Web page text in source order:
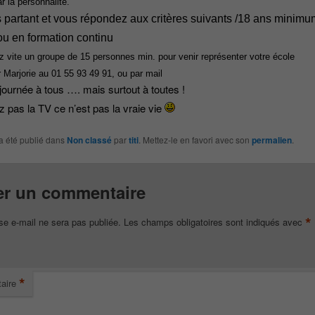
partant et vous répondez aux critères suivants /18 ans
en formation continu
vite un groupe de 15 personnes min. pour venir représenter votre école
au 01 55 93 49 91, ou par mail
à tous …. mais surtout à toutes !
pas la TV ce n’est pas la vraie vie
été publié dans Non classé partiti. Mettez-le en favori avec son permalien.
un commentaire
e-mail ne sera pas publiée. Les champs obligatoires sont indiqués avec *
*